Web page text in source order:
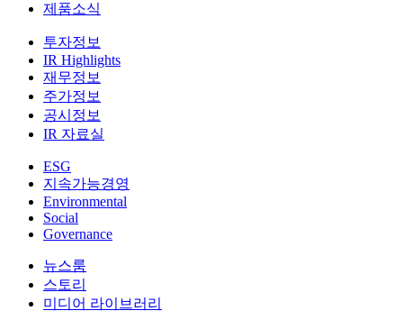
제품소식
투자정보
IR Highlights
재무정보
주가정보
공시정보
IR 자료실
ESG
지속가능경영
Environmental
Social
Governance
뉴스룸
스토리
미디어 라이브러리